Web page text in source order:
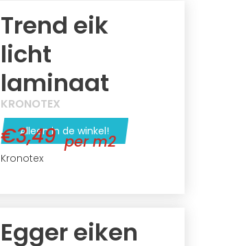
Trend eik
licht
laminaat
KRONOTEX
Alleen in de winkel!
Kronotex
€3,49 per m2
Egger eiken